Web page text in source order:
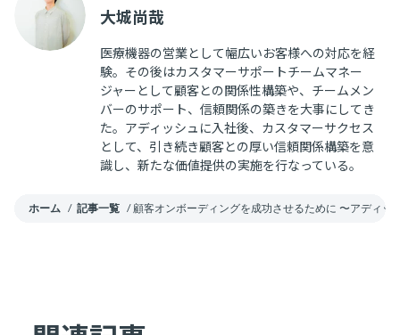
大城尚哉
医療機器の営業として幅広いお客様への対応を経
験。その後はカスタマーサポートチームマネー
ジャーとして顧客との関係性構築や、チームメン
バーのサポート、信頼関係の築きを大事にしてき
た。アディッシュに入社後、カスタマーサクセス
として、引き続き顧客との厚い信頼関係構築を意
識し、新たな価値提供の実施を行なっている。
ホーム / 記事一覧 /顧客オンボーディングを成功させるために 〜アディッ